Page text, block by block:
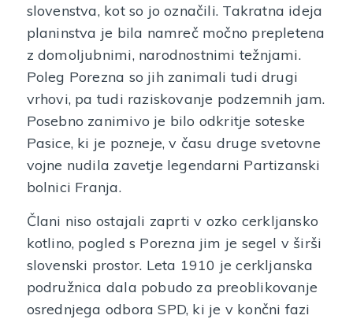
slovenstva, kot so jo označili. Takratna ideja
planinstva je bila namreč močno prepletena
z domoljubnimi, narodnostnimi težnjami.
Poleg Porezna so jih zanimali tudi drugi
vrhovi, pa tudi raziskovanje podzemnih jam.
Posebno zanimivo je bilo odkritje soteske
Pasice, ki je pozneje, v času druge svetovne
vojne nudila zavetje legendarni Partizanski
bolnici Franja.
Člani niso ostajali zaprti v ozko cerkljansko
kotlino, pogled s Porezna jim je segel v širši
slovenski prostor. Leta 1910 je cerkljanska
podružnica dala pobudo za preoblikovanje
osrednjega odbora SPD, ki je v končni fazi